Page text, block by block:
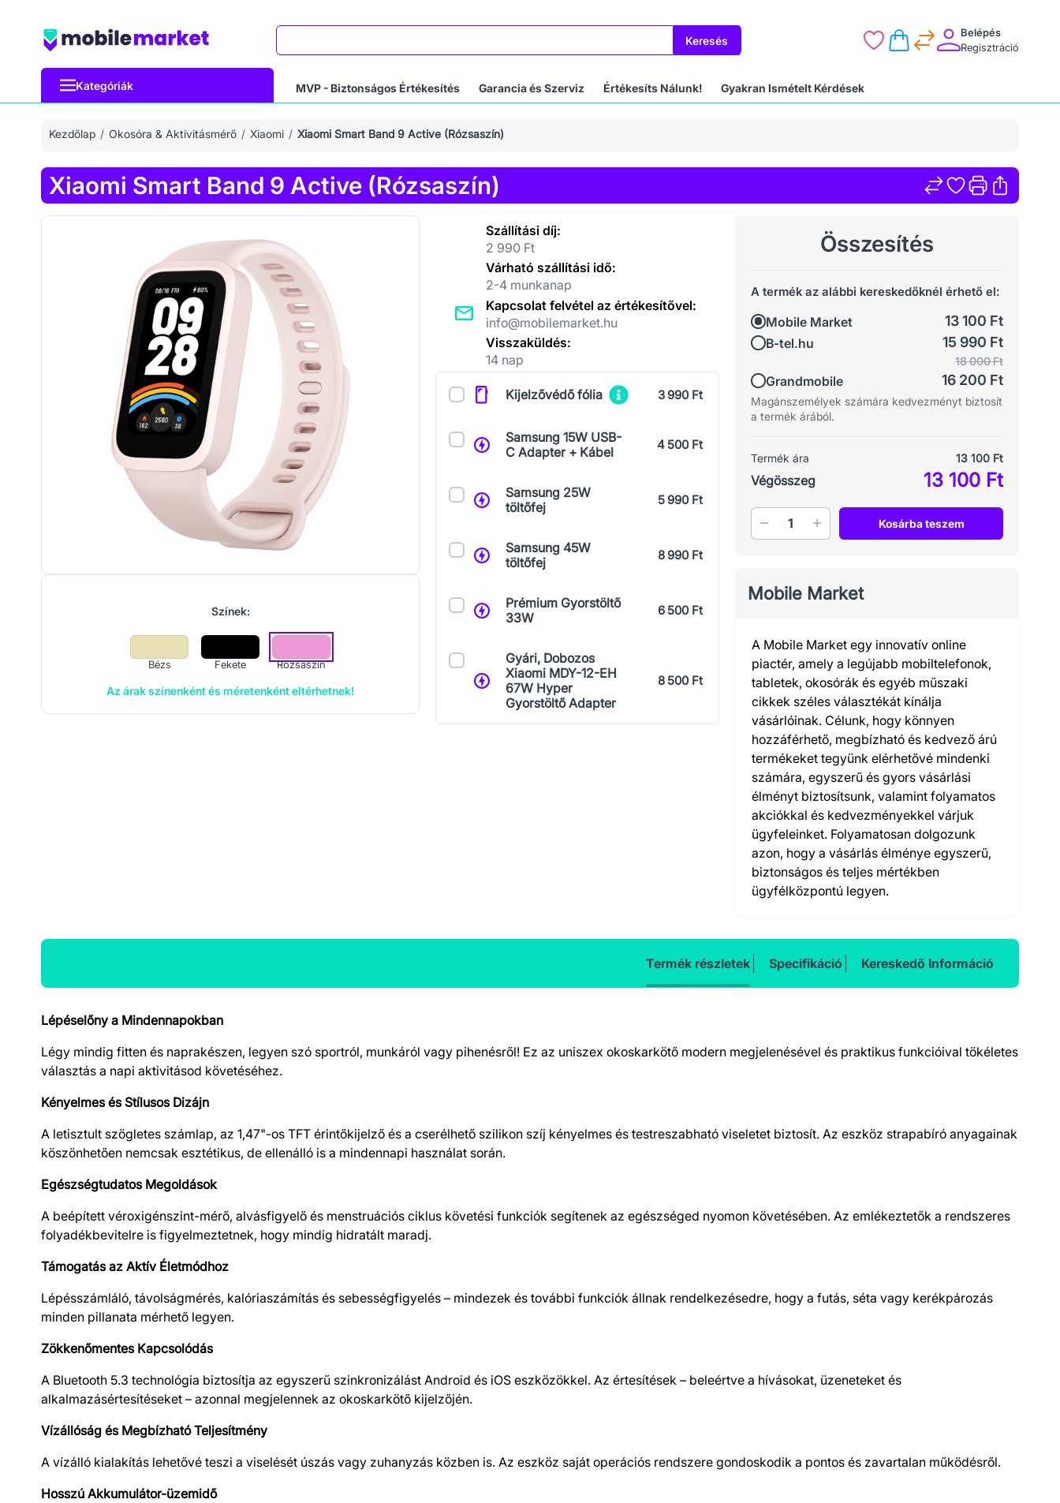
Keresés
Belépés
Regisztráció
Kategóriák MVP - Biztonságos Értékesítés Garancia és Szerviz Értékesíts Nálunk! Gyakran Ismételt Kérdések
Kezdőlap Okosóra & Aktivitásmérő Xiaomi Xiaomi Smart Band 9 Active (Rózsaszín)
Xiaomi Smart Band 9 Active (Rózsaszín)
Színek:
Bézs Fekete Rózsaszín
Az árak színenként és méretenként eltérhetnek!
Szállítási díj:
2 990 Ft
Várható szállítási idő:
2-4 munkanap
Kapcsolat felvétel az értékesítővel:
info@mobilemarket.hu
Visszaküldés:
14 nap
KiegészítőkKijelzővédő fólia 3 990 Ft
Samsung 15W USB-
C Adapter + Kábel
4 500 Ft
Samsung 25W
töltőfej
5 990 Ft
Samsung 45W
töltőfej
8 990 Ft
Prémium Gyorstöltő
33W
6 500 Ft
Gyári, Dobozos
Xiaomi MDY-12-EH
67W Hyper
Gyorstöltő Adapter
8 500 Ft
Összesítés
A termék az alábbi kereskedőknél érhető el:
Mobile Market 13 100 Ft
B-tel.hu 15 990 Ft
Grandmobile
18 000 Ft
16 200 Ft
Magánszemélyek számára kedvezményt biztosít
a termék árából.
Termék ára 13 100 Ft
Végösszeg 13 100 Ft
Mennyiség Kosárba teszem
Mobile Market
A Mobile Market egy innovatív online
piactér, amely a legújabb mobiltelefonok,
tabletek, okosórák és egyéb műszaki
cikkek széles választékát kínálja
vásárlóinak. Célunk, hogy könnyen
hozzáférhető, megbízható és kedvező árú
termékeket tegyünk elérhetővé mindenki
számára, egyszerű és gyors vásárlási
élményt biztosítsunk, valamint folyamatos
akciókkal és kedvezményekkel várjuk
ügyfeleinket. Folyamatosan dolgozunk
azon, hogy a vásárlás élménye egyszerű,
biztonságos és teljes mértékben
ügyfélközpontú legyen.
Termék részletek Specifikáció Kereskedő Információ
Termék részletek
Lépéselőny a Mindennapokban
Légy mindig fitten és naprakészen, legyen szó sportról, munkáról vagy pihenésről! Ez az uniszex okoskarkötő modern megjelenésével és praktikus funkcióival tökéletes
választás a napi aktivitásod követéséhez.
Kényelmes és Stílusos Dizájn
A letisztult szögletes számlap, az 1,47"-os TFT érintőkijelző és a cserélhető szilikon szíj kényelmes és testreszabható viseletet biztosít. Az eszköz strapabíró anyagainak
köszönhetően nemcsak esztétikus, de ellenálló is a mindennapi használat során.
Egészségtudatos Megoldások
A beépített véroxigénszint-mérő, alvásfigyelő és menstruációs ciklus követési funkciók segítenek az egészséged nyomon követésében. Az emlékeztetők a rendszeres
folyadékbevitelre is figyelmeztetnek, hogy mindig hidratált maradj.
Támogatás az Aktív Életmódhoz
Lépésszámláló, távolságmérés, kalóriaszámítás és sebességfigyelés – mindezek és további funkciók állnak rendelkezésedre, hogy a futás, séta vagy kerékpározás
minden pillanata mérhető legyen.
Zökkenőmentes Kapcsolódás
A Bluetooth 5.3 technológia biztosítja az egyszerű szinkronizálást Android és iOS eszközökkel. Az értesítések – beleértve a hívásokat, üzeneteket és
alkalmazásértesítéseket – azonnal megjelennek az okoskarkötő kijelzőjén.
Vízállóság és Megbízható Teljesítmény
A vízálló kialakítás lehetővé teszi a viselését úszás vagy zuhanyzás közben is. Az eszköz saját operációs rendszere gondoskodik a pontos és zavartalan működésről.
Hosszú Akkumulátor-üzemidő